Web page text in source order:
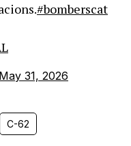
#bomberscat
May 31, 2026
C-62